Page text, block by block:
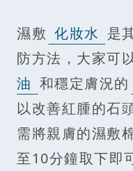
濕敷 化妝水 是
防方法，大家可
油 和穩定膚況的
以改善紅腫的石
需將親膚的濕敷
至10分鐘取下即